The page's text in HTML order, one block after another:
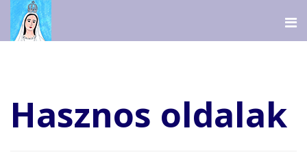
Hasznos oldalak